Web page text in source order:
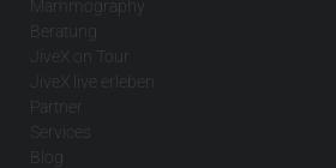
Mammography
Beratung
JiveX on Tour
JiveX live erleben
Partner
Services
Blog